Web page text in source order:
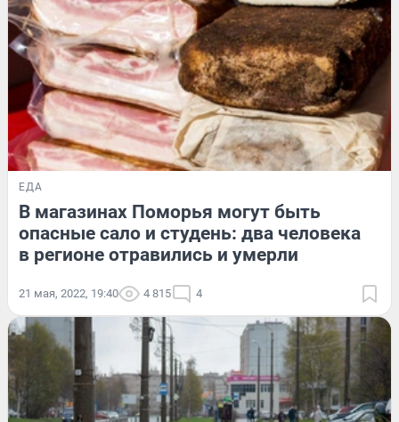
ЕДА
В магазинах Поморья могут быть
опасные сало и студень: два человека
в регионе отравились и умерли
21 мая, 2022, 19:40 4 815 4